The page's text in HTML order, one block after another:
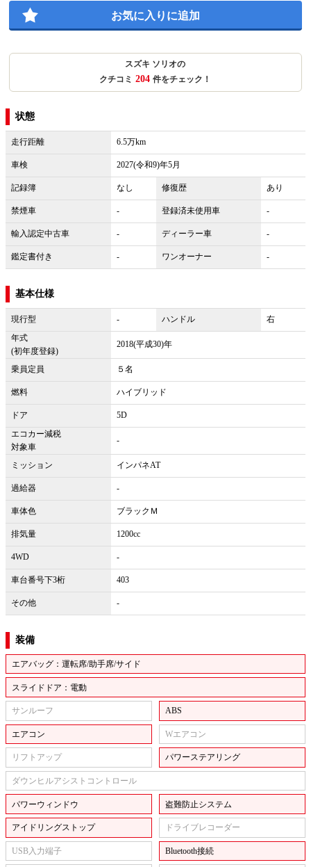
お気に入りに追加
スズキ ソリオの
クチコミ 204 件をチェック！
状態
走行距離 6.5万km
車検 2027(令和9)年5月
記録簿 なし 修復歴 あり
禁煙車 - 登録済未使用車 -
輸入認定中古車 - ディーラー車 -
鑑定書付き - ワンオーナー -
基本仕様
現行型 - ハンドル
右
年式
(初年度登録)
2018(平成30)年
乗員定員 ５名
燃料 ハイブリッド
ドア
5D
エコカー減税
対象車
-
ミッション インパネAT
過給器 -
車体色 ブラックＭ
排気量 1200cc
4WD -
車台番号下3桁 403
その他 -
装備
エアバッグ：運転席/助手席/サイド
スライドドア：電動
サンルーフ ABS
エアコン Wエアコン
リフトアップ パワーステアリング
ダウンヒルアシストコントロール
パワーウィンドウ 盗難防止システム
アイドリングストップ ドライブレコーダー
USB入力端子 Bluetooth接続